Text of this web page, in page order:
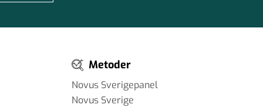
Metoder
Novus Sverigepanel
Novus Sverige